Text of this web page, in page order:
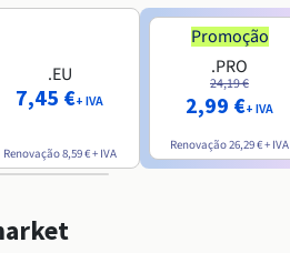
.EU
7,45 €+ IVA
Renovação8,59 €+ IVA
Promoção
.PRO
24,19 €
2,99 €+ IVA
Renovação26,29 €+ IVA